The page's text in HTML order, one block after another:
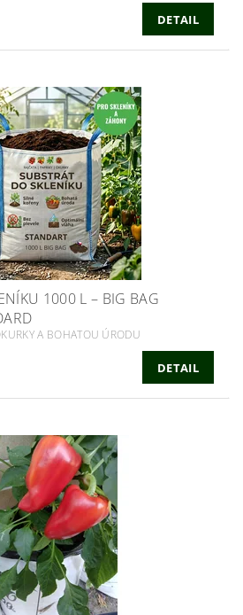
DETAIL
1000 L – BIG BAG
A BOHATOU ÚRODU
DETAIL